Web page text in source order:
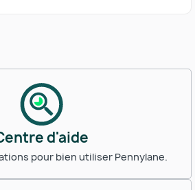
d'aide
pour bien utiliser Pennylane.